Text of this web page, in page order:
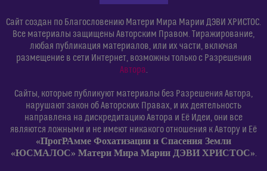
Сайт создан по Благословению Матери Мира Марии ДЭВИ ХРИСТОС.
Все материалы защищены Авторским Правом. Тиражирование,
любая публикация материалов, или их части, включая
размещение в сети Интернет, возможны только с Разрешения
Автора.
Сайты, которые публикуют материалы без Разрешения Автора,
нарушают закон об Авторских Правах, и их деятельность
направлена на дискредитацию Автора и Её Идеи, они все
являются ложными и не имеют никакого отношения к Автору и Её
«ПрогРАмме Фохатизации и Спасения Земли
«ЮСМАЛОС» Матери Мира Марии ДЭВИ ХРИСТОС».